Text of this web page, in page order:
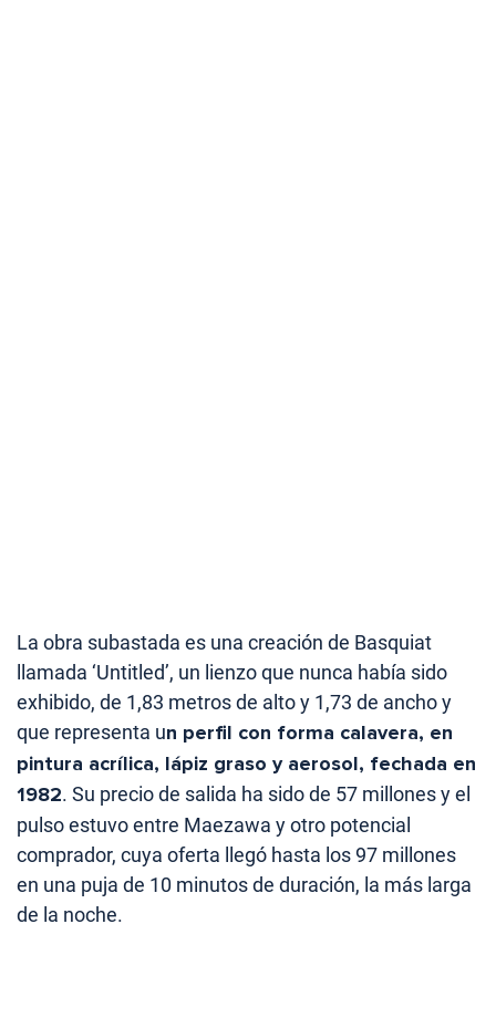
La obra subastada es una creación de Basquiat
llamada ‘Untitled’, un lienzo que nunca había sido
exhibido, de 1,83 metros de alto y 1,73 de ancho y
que representa un perfil con forma calavera, en
pintura acrílica, lápiz graso y aerosol, fechada en
1982. Su precio de salida ha sido de 57 millones y el
pulso estuvo entre Maezawa y otro potencial
comprador, cuya oferta llegó hasta los 97 millones
en una puja de 10 minutos de duración, la más larga
de la noche.